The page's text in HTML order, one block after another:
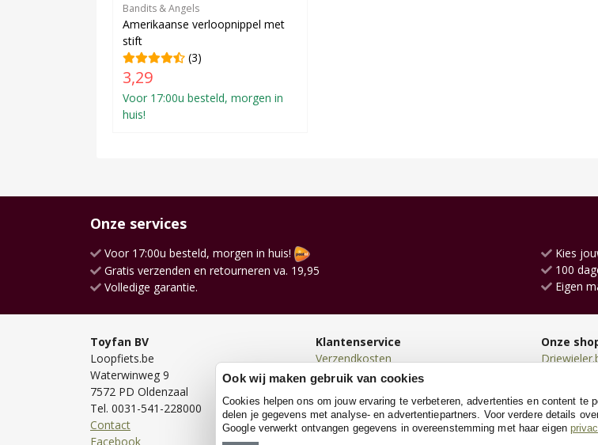
Bandits & Angels
Amerikaanse verloopnippel met
stift
(3)
3,29
Voor 17:00u besteld, morgen in
huis!
Onze services
Voor 17:00u besteld, morgen in huis!
Gratis verzenden en retourneren va. 19,95
Volledige garantie.
Kies
100
Eigen
Toyfan BV
Loopfiets.be
Waterwinweg 9
7572 PD Oldenzaal
Tel. 0031-541-228000
Contact
Facebook
Klantenservice
Verzendkosten
Bezorgen
Betalen
Retourneren
Onze
Ook wij maken gebruik van cookies
Cookies helpen ons om jouw ervaring te verbeteren, advertenties en content te
delen je gegevens met analyse- en advertentiepartners. Voor verdere details
Google verwerkt ontvangen gegevens in overeenstemming met haar eigen